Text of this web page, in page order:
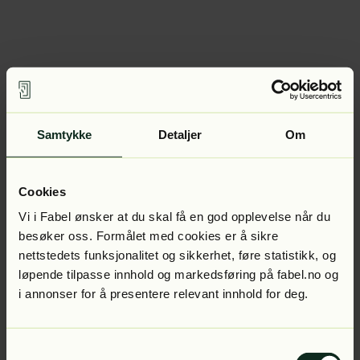
Samtykke Detaljer Om
Cookies
Vi i Fabel ønsker at du skal få en god opplevelse når du
besøker oss. Formålet med cookies er å sikre
nettstedets funksjonalitet og sikkerhet, føre statistikk, og
løpende tilpasse innhold og markedsføring på fabel.no og
i annonser for å presentere relevant innhold for deg.